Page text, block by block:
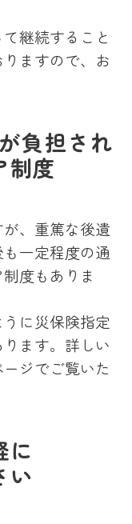
継続すること
ますので、お
負担され
制度
、重篤な後遺
一定程度の通
度もありま
に災保険指定
ます。詳しい
ジでご覧いた
に
い